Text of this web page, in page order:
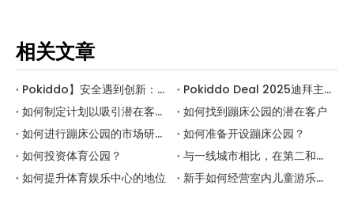
相关文章
Pokiddo】安全遇到创新：领导商业室内乐园 S的未来
Pokiddo Deal 2025迪拜主题娱乐设备展览
如何制定计划以吸引潜在客户进入蹦床公园
如何找到蹦床公园的潜在客户
如何进行蹦床公园的市场研究？
如何准备开设蹦床公园？
如何投资体育公园？
与一线城市相比，在第二和第三阶城市开设蹦床公园是一个明智的决定吗？
如何提升体育娱乐中心的地位
新手如何经营室内儿童游乐场？